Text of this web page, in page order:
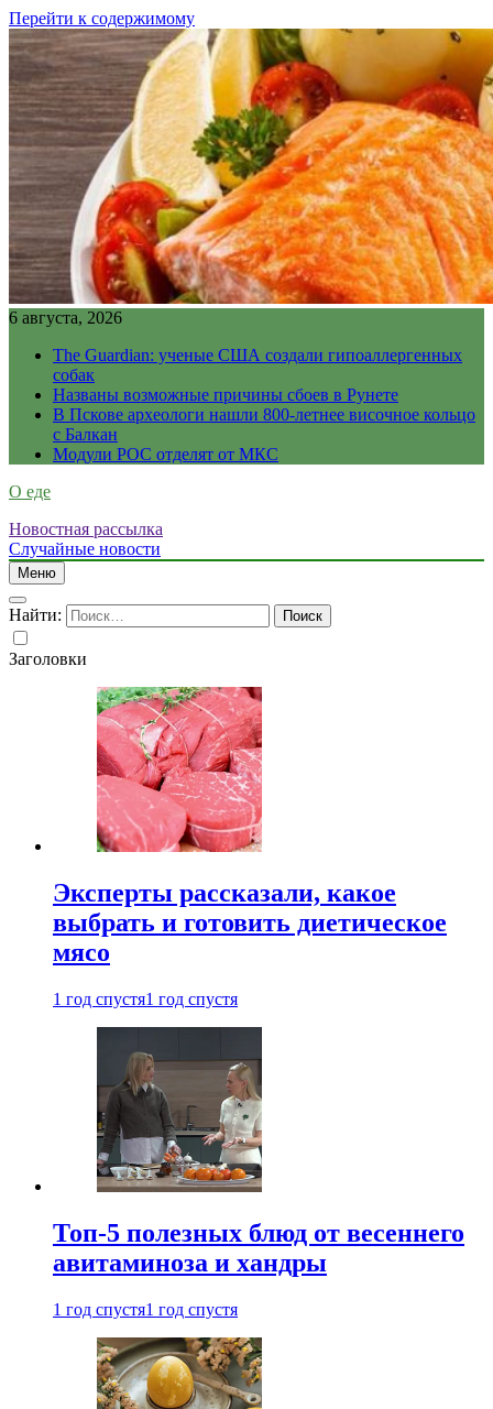
Перейти к содержимому
6 августа, 2026
The Guardian: ученые США создали гипоаллергенных
собак
Названы возможные причины сбоев в Рунете
В Пскове археологи нашли 800-летнее височное кольцо
с Балкан
Модули РОС отделят от МКС
О еде
Новостная рассылка
Случайные новости
Меню
Найти:
Заголовки
Эксперты рассказали, какое
выбрать и готовить диетическое
мясо
1 год спустя1 год спустя
Топ-5 полезных блюд от весеннего
авитаминоза и хандры
1 год спустя1 год спустя